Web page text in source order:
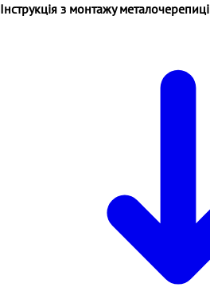
Інструкція з монтажу металочерепиці